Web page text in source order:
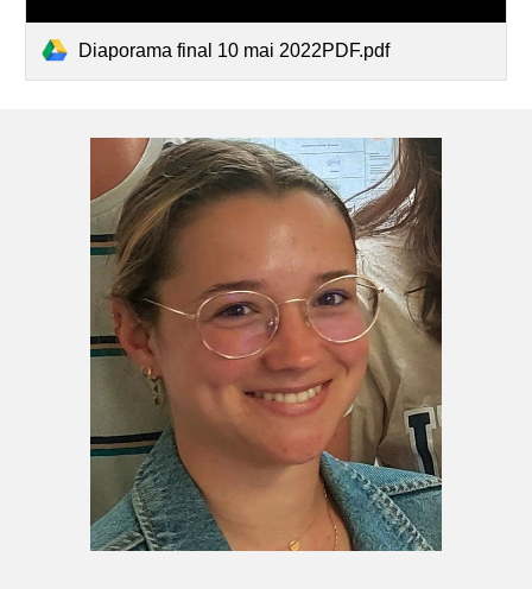
Diaporama final 10 mai 2022PDF.pdf